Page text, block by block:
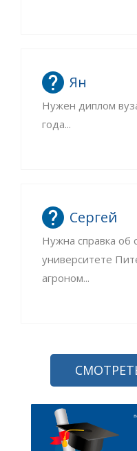
Ян
Нужен диплом
года...
Сергей
Нужна справка об
университете
агроном...